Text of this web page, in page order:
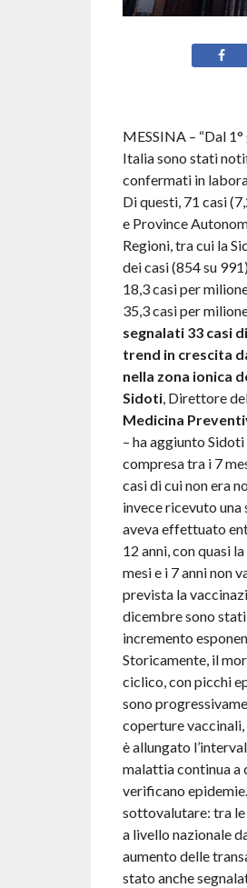
MESSINA – “Dal
Italia sono stati
confermati in
Di questi, 71 casi
e Province
Regioni, tra cui la
dei casi (854 su
18,3 casi per
35,3 casi per
segnalati 33 casi
trend in crescita
nella zona ionica
Sidoti, Direttore
Medicina
– ha aggiunto
compresa tra i 7
casi di cui non era
invece ricevuto una
aveva effettuato
12 anni, con quasi
mesi e i 7 anni non
prevista la
dicembre sono
incremento
Storicamente, il
ciclico, con picchi
sono
coperture
è allungato
malattia continua a
verificano
sottovalutare: tra
a livello nazionale
aumento delle
stato anche